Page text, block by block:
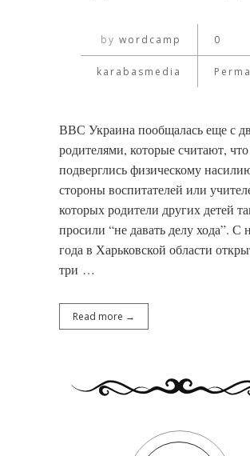
by wordcamp 0
karabasmedia
ВВС Украина пообщалась еще с
родителями, которые считают,
подверглись физическому
стороны воспитателей или
которых родители других детей
просили “не давать делу хода”. С
года в Харьковской области
три …
Read more →